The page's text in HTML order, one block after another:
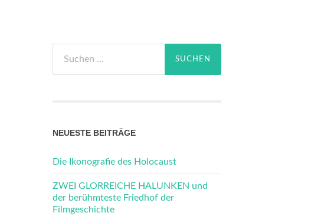
nach:
NEUESTE BEITRÄGE
Die Ikonografie des Holocaust
ZWEI GLORREICHE HALUNKEN und
der berühmteste Friedhof der
Filmgeschichte